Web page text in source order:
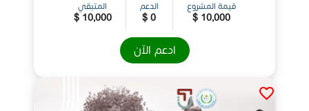
قيمة المشروع
10,000 $
الدعم
0 $
المتبقي
10,000 $
ادعم الآن